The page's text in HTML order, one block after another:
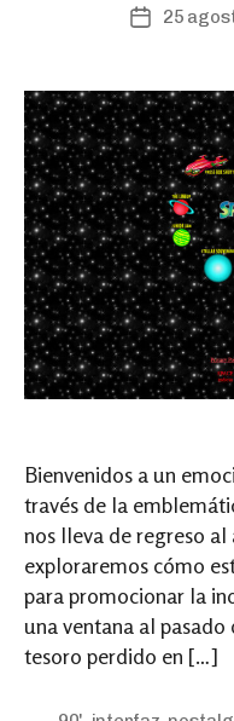
Post
25
Bienvenidos a un
través de la
nos lleva de regreso al
exploraremos cómo
para promocionar la
una ventana al pasado
tesoro perdido en […]